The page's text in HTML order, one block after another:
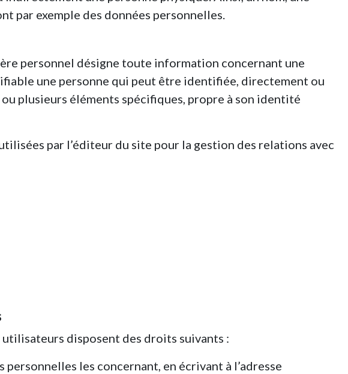
par exemple des données personnelles.
personnel désigne toute information concernant une
une personne qui peut être identifiée, directement ou
plusieurs éléments spécifiques, propre à son identité
par l’éditeur du site pour la gestion des relations avec
disposent des droits suivants :
les concernant, en écrivant à l’adresse